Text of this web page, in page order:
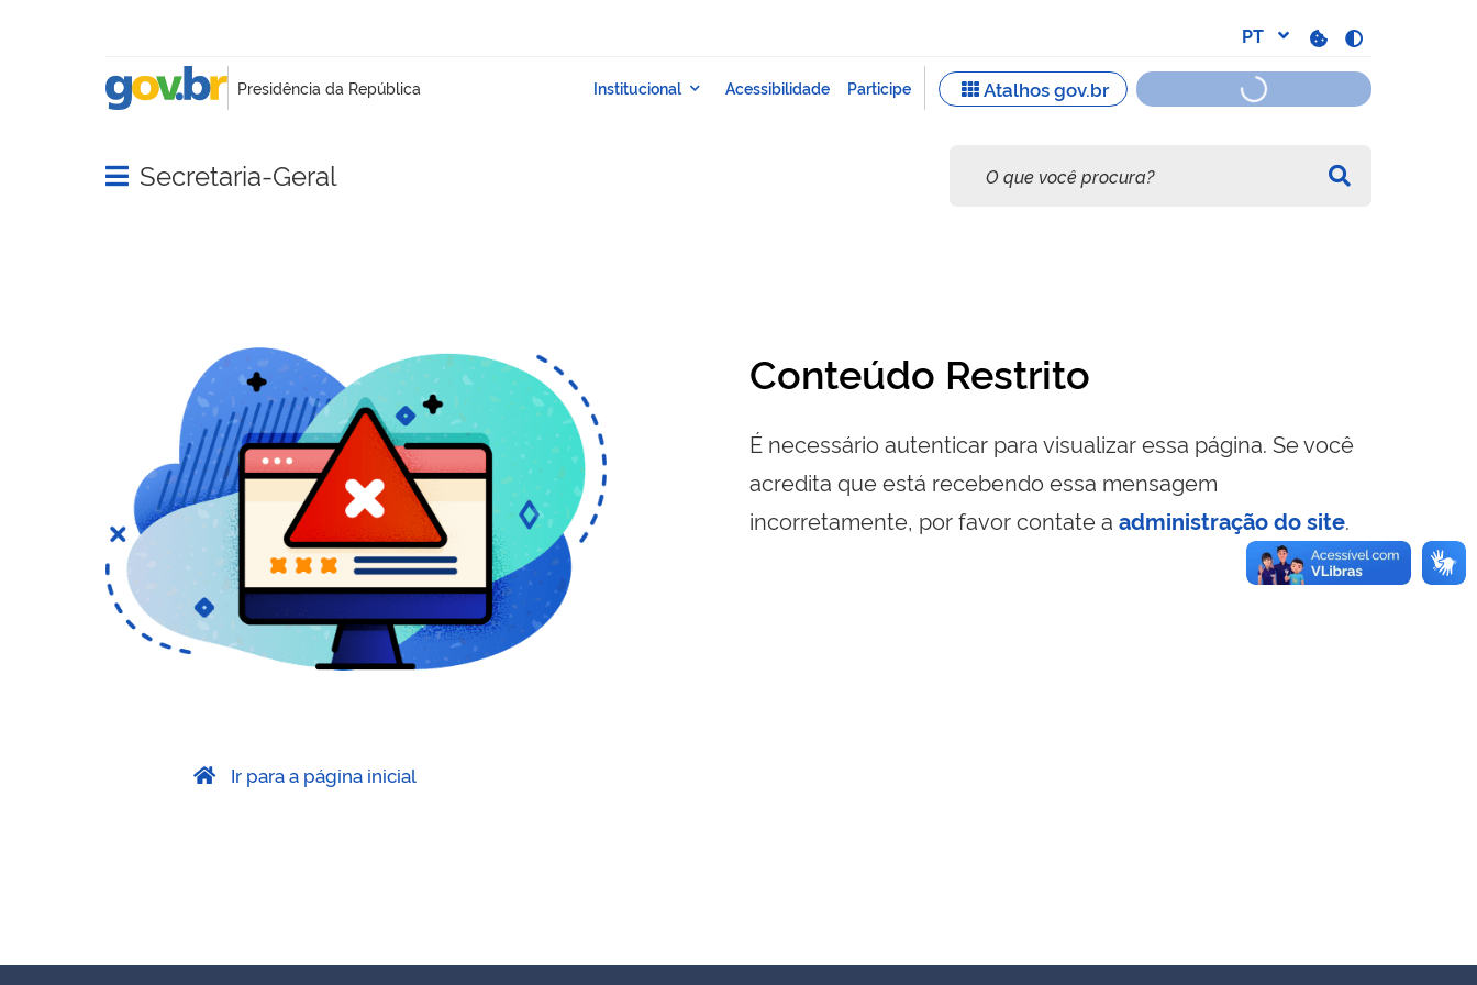
Abrir menu principal de navegação
Secretaria-Geral
Conteúdo Restrito
É necessário autenticar para visualizar essa página. Se você
acredita que está recebendo essa mensagem
incorretamente, por favor contate a administração do site.
Ir para a página inicial